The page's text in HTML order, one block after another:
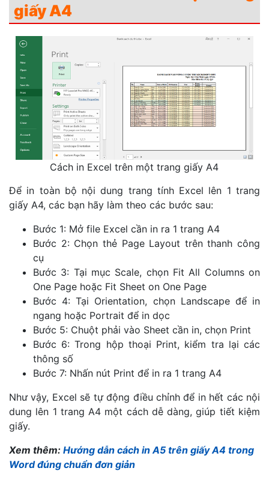
giấy A4
Cách in Excel trên một trang giấy A4
Để in toàn bộ nội dung trang tính Excel lên 1 trang
giấy A4, các bạn hãy làm theo các bước sau:
Bước 1: Mở file Excel cần in ra 1 trang A4
Bước 2: Chọn thẻ Page Layout trên thanh công
cụ
Bước 3: Tại mục Scale, chọn Fit All Columns on
One Page hoặc Fit Sheet on One Page
Bước 4: Tại Orientation, chọn Landscape để in
ngang hoặc Portrait để in dọc
Bước 5: Chuột phải vào Sheet cần in, chọn Print
Bước 6: Trong hộp thoại Print, kiểm tra lại các
thông số
Bước 7: Nhấn nút Print để in ra 1 trang A4
Như vậy, Excel sẽ tự động điều chỉnh để in hết các nội
dung lên 1 trang A4 một cách dễ dàng, giúp tiết kiệm
giấy.
Xem thêm: Hướng dẫn cách in A5 trên giấy A4 trong
Word đúng chuẩn đơn giản